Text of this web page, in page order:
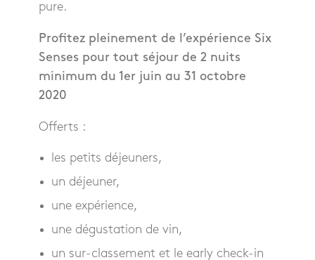
pure.
Profitez pleinement de l’expérience Six
Senses pour tout séjour de 2 nuits
minimum du 1er juin au 31 octobre
2020
Offerts :
les petits déjeuners,
un déjeuner,
une expérience,
une dégustation de vin,
un sur-classement et le early check-in